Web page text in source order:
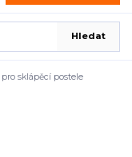
Hledat
pro sklápěcí postele